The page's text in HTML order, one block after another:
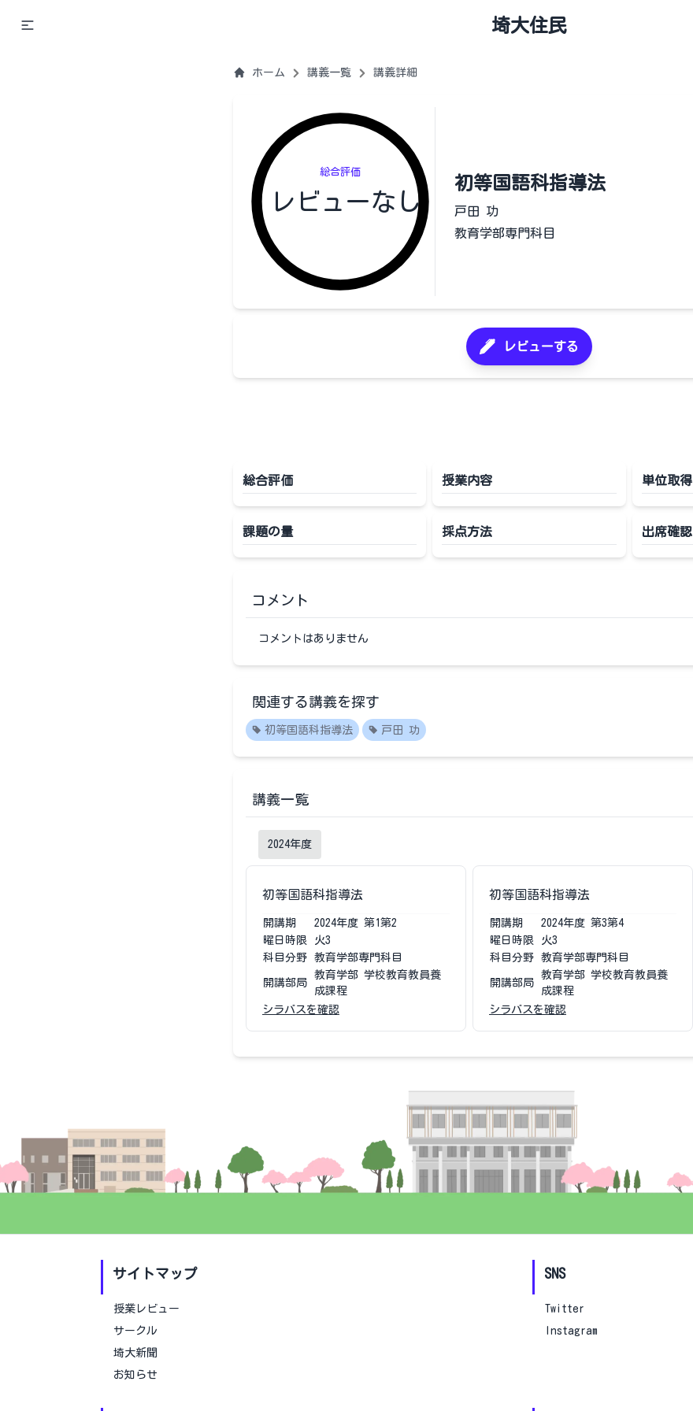
埼大住民
ホーム 講義一覧 講義詳細
総合評価
レビューなし
初等国語科指導法
戸田 功
教育学部専門科目
レビューする
総合評価 授業内容 単位取得
課題の量 採点方法 出席確認
コメント
コメントはありません
関連する講義を探す
初等国語科指導法 戸田 功
講義一覧
2024年度
初等国語科指導法
開講期 2024年度 第1第2
曜日時限
火3
科目分野
教育学部専門科目
開講部局
教育学部 学校教育教員養
成課程
シラバスを確認
初等国語科指導法
開講期 2024年度 第3第4
曜日時限
火3
科目分野
教育学部専門科目
開講部局
教育学部 学校教育教員養
成課程
シラバスを確認
サイトマップ
授業レビュー
サークル
埼大新聞
お知らせ
SNS
Twitter
Instagram